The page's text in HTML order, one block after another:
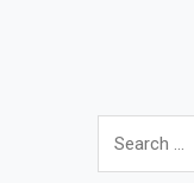
Search
for: